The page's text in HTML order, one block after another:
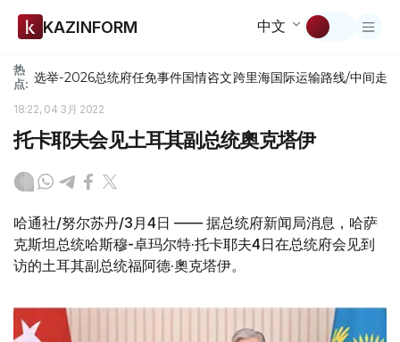
KAZINFORM 中文
热
点: 选举-2026总统府任免事件国情咨文跨里海国际运输路线/中间走廊
18:22, 04 3月 2022
托卡耶夫会见土耳其副总统奧克塔伊
哈通社/努尔苏丹/3月4日 —— 据总统府新闻局消息，哈萨
克斯坦总统哈斯穆-卓玛尔特·托卡耶夫4日在总统府会见到
访的土耳其副总统福阿德·奧克塔伊。